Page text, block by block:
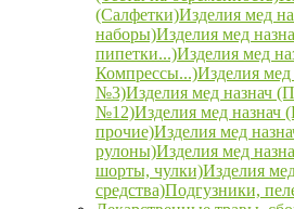
(Салфетки)Изделия мед
наборы)Изделия мед
пипетки...)Изделия мед
Компрессы...)Изделия мед
№3)Изделия мед назнач
№12)Изделия мед назнач
прочие)Изделия мед
рулоны)Изделия мед
шорты, чулки)Изделия
средства)Подгузники,